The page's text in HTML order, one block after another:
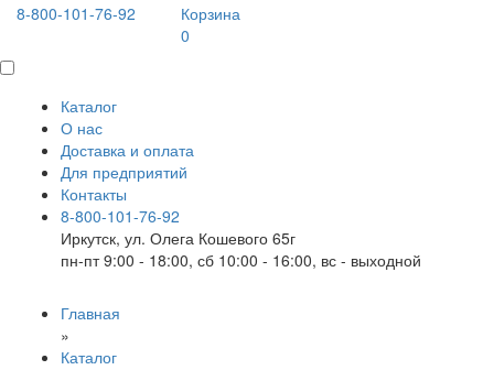
8-800-101-76-92
Корзина
0
Каталог
О нас
Доставка и оплата
Для предприятий
Контакты
8-800-101-76-92
Иркутск, ул. Олега Кошевого 65г
пн-пт 9:00 - 18:00, сб 10:00 - 16:00, вс - выходной
Главная
»
Каталог